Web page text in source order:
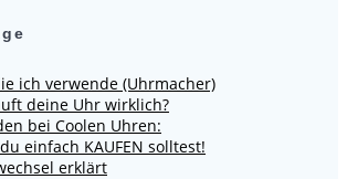
ich verwende (Uhrmacher)
deine Uhr wirklich?
bei Coolen Uhren:
einfach KAUFEN solltest!
erklärt